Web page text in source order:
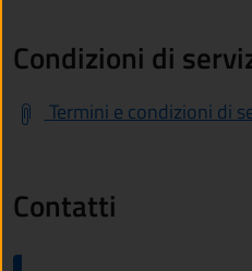
Condizioni di
Termini e condizioni di
Contatti